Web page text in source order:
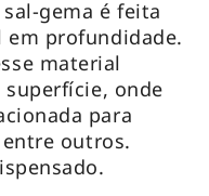
gema é feita
em profundidade.
material
onde
para
outros.